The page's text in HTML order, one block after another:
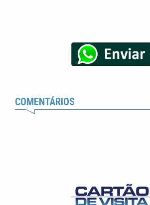
COMENTÁRIOS